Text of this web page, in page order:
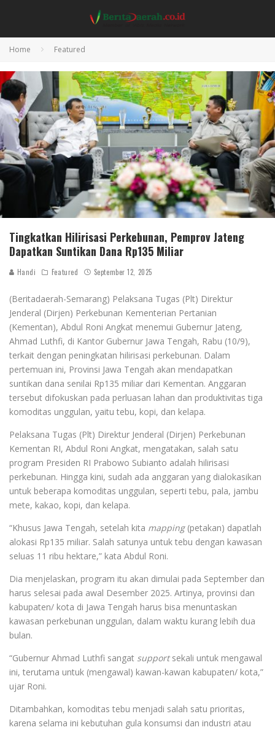
Home Featured
Tingkatkan Hilirisasi Perkebunan, Pemprov Jateng
Dapatkan Suntikan Dana Rp135 Miliar
Handi Featured September 12, 2025
(Beritadaerah-Semarang) Pelaksana Tugas (Plt) Direktur
Jenderal (Dirjen) Perkebunan Kementerian Pertanian
(Kementan), Abdul Roni Angkat menemui Gubernur Jateng,
Ahmad Luthfi, di Kantor Gubernur Jawa Tengah, Rabu (10/9),
terkait dengan peningkatan hilirisasi perkebunan. Dalam
pertemuan ini, Provinsi Jawa Tengah akan mendapatkan
suntikan dana senilai Rp135 miliar dari Kementan. Anggaran
tersebut difokuskan pada perluasan lahan dan produktivitas tiga
komoditas unggulan, yaitu tebu, kopi, dan kelapa.
Pelaksana Tugas (Plt) Direktur Jenderal (Dirjen) Perkebunan
Kementan RI, Abdul Roni Angkat, mengatakan, salah satu
program Presiden RI Prabowo Subianto adalah hilirisasi
perkebunan. Hingga kini, sudah ada anggaran yang dialokasikan
untuk beberapa komoditas unggulan, seperti tebu, pala, jambu
mete, kakao, kopi, dan kelapa.
“Khusus Jawa Tengah, setelah kita mapping(petakan) dapatlah
alokasi Rp135 miliar. Salah satunya untuk tebu dengan kawasan
seluas 11 ribu hektare,” kata Abdul Roni.
Dia menjelaskan, program itu akan dimulai pada September dan
harus selesai pada awal Desember 2025. Artinya, provinsi dan
kabupaten/ kota di Jawa Tengah harus bisa menuntaskan
kawasan perkebunan unggulan, dalam waktu kurang lebih dua
bulan.
“Gubernur Ahmad Luthfi sangat supportsekali untuk mengawal
ini, terutama untuk (mengawal) kawan-kawan kabupaten/ kota,”
ujar Roni.
Ditambahkan, komoditas tebu menjadi salah satu prioritas,
karena selama ini kebutuhan gula konsumsi dan industri atau